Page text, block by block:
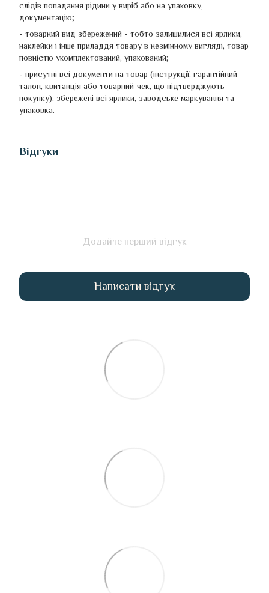
слідів попадання рідини у виріб або на упаковку,
документацію;
- товарний вид збережений - тобто залишилися всі ярлики,
наклейки і інше приладдя товару в незмінному вигляді, товар
повністю укомплектований, упакований;
- присутні всі документи на товар (інструкції, гарантійний
талон, квитанція або товарний чек, що підтверджують
покупку), збережені всі ярлики, заводське маркування та
упаковка.
Відгуки
Додайте перший відгук
Написати відгук